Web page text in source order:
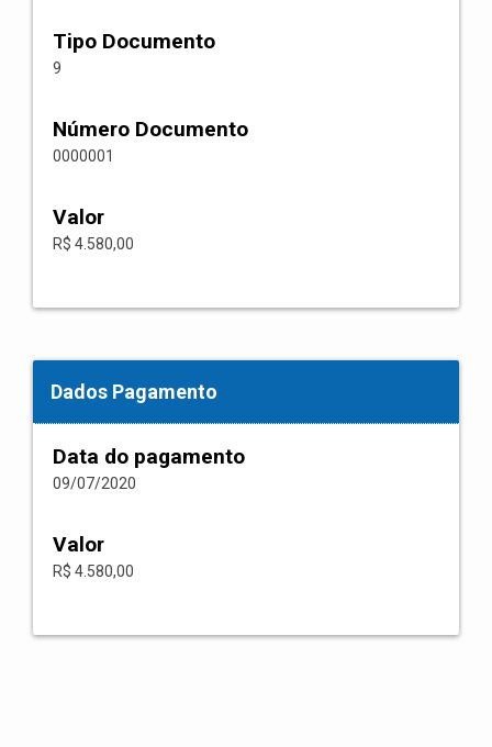
Tipo Documento
9
Número Documento
0000001
Valor
R$ 4.580,00
Dados Pagamento
Data do pagamento
09/07/2020
Valor
R$ 4.580,00